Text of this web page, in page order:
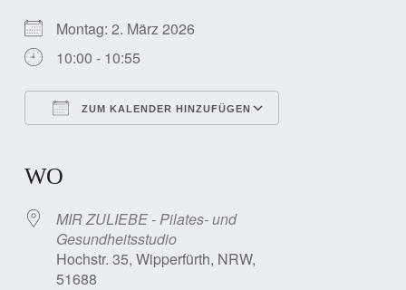
Montag: 2. März 2026
10:00 - 10:55
ZUM KALENDER HINZUFÜGEN
WO
MIR ZULIEBE - Pilates- und
Gesundheitsstudio
Hochstr. 35, Wipperfürth, NRW,
51688